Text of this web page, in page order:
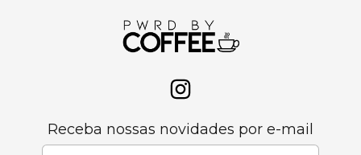
Receba nossas novidades por e-mail